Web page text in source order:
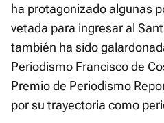
ha protagonizado algunas
vetada para ingresar al
también ha sido
Periodismo Francisco de
Premio de Periodismo
por su trayectoria como